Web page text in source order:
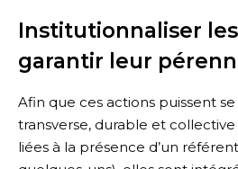
Institutionnaliser les
garantir leur
Afin que ces actions puissent
transverse, durable et
liées à la présence d’un